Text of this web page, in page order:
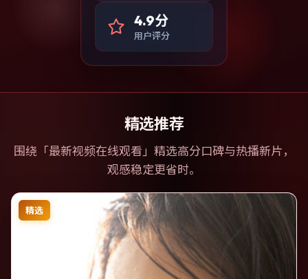
4.9分
用户评分
精选推荐
围绕「最新视频在线观看 」精选高分口碑与热播新片，
观感稳定更省时。
精选